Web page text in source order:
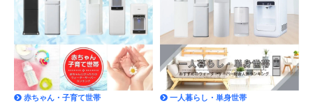
赤ちゃん・子育て世帯 一人暮らし・単身世帯